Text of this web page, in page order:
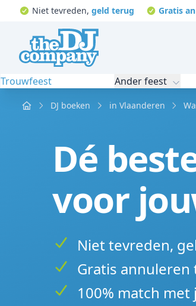
Niet tevreden, geld terug Gratis
Trouwfeest Ander feest
Home DJ boeken in Vlaanderen
Dé
voor
Niet tevreden,
Gratis
100% match met